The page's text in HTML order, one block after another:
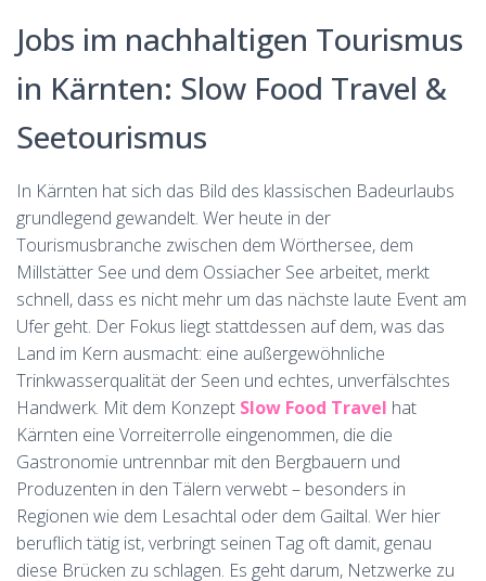
Jobs im nachhaltigen Tourismus
in Kärnten: Slow Food Travel &
Seetourismus
In Kärnten hat sich das Bild des klassischen Badeurlaubs
grundlegend gewandelt. Wer heute in der
Tourismusbranche zwischen dem Wörthersee, dem
Millstätter See und dem Ossiacher See arbeitet, merkt
schnell, dass es nicht mehr um das nächste laute Event am
Ufer geht. Der Fokus liegt stattdessen auf dem, was das
Land im Kern ausmacht: eine außergewöhnliche
Trinkwasserqualität der Seen und echtes, unverfälschtes
Handwerk. Mit dem Konzept Slow Food Travel hat
Kärnten eine Vorreiterrolle eingenommen, die die
Gastronomie untrennbar mit den Bergbauern und
Produzenten in den Tälern verwebt – besonders in
Regionen wie dem Lesachtal oder dem Gailtal. Wer hier
beruflich tätig ist, verbringt seinen Tag oft damit, genau
diese Brücken zu schlagen. Es geht darum, Netzwerke zu